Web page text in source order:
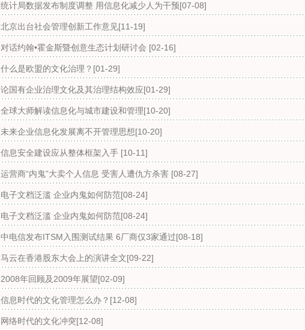
统计局数据发布制度调整 用信息化减少人为干预[07-08]
北京出台社会管理创新工作意见[11-19]
对话约翰•霍金斯暨创意生态计划研讨会 [02-16]
什么是欧盟的文化治理？ [01-29]
论国有企业治理文化及其治理结构效应[01-29]
全球大师解读信息化与城市建设和管理[10-20]
未来企业信息化发展离不开管理思想[10-20]
信息安全建设应从整体框架入手 [10-11]
运营商“内鬼”大卖个人信息 受害人遭仇方杀害 [08-27]
电子文档泛滥 企业内鬼如何防范[08-24]
电子文档泛滥 企业内鬼如何防范[08-24]
中电信发布ITSM入围测试结果 6厂商仅3家通过[08-18]
马云在香港股东大会上的演讲全文[09-22]
2008年回顾及2009年展望[02-09]
信息时代的文化管理怎么办？ [12-08]
网络时代的文化冲突[12-08]